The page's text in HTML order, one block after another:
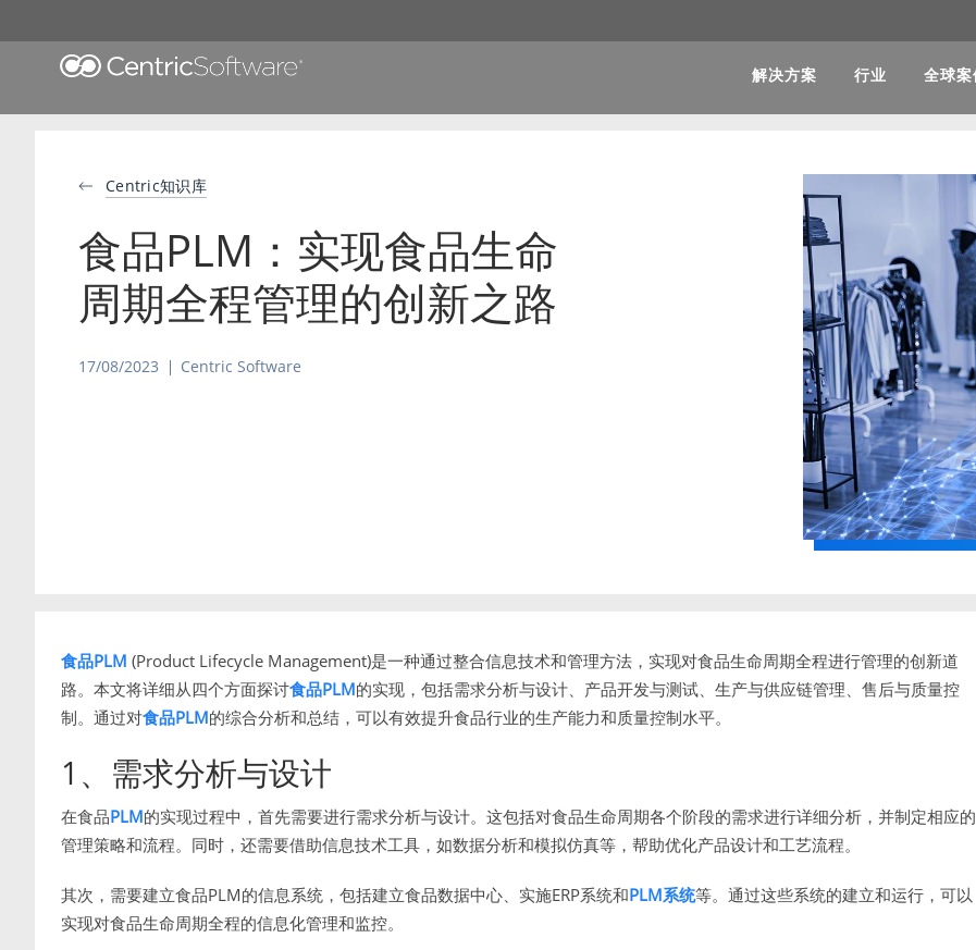
解决方案 行业 全球案
Centric知识库
食品PLM：实现食品生命
周期全程管理的创新之路
17/08/2023 Centric Software
食品PLM (Product Lifecycle Management)是一种通过整合信息技术和管理方法，实现对食品生命周期全程进行管理的创新道
路。本文将详细从四个方面探讨食品PLM的实现，包括需求分析与设计、产品开发与测试、生产与供应链管理、售后与质量控
制。通过对食品PLM的综合分析和总结，可以有效提升食品行业的生产能力和质量控制水平。
1、需求分析与设计
在食品PLM的实现过程中，首先需要进行需求分析与设计。这包括对食品生命周期各个阶段的需求进行详细分析，并制定相应的
管理策略和流程。同时，还需要借助信息技术工具，如数据分析和模拟仿真等，帮助优化产品设计和工艺流程。
其次，需要建立食品PLM的信息系统，包括建立食品数据中心、实施ERP系统和PLM系统等。通过这些系统的建立和运行，可以
实现对食品生命周期全程的信息化管理和监控。